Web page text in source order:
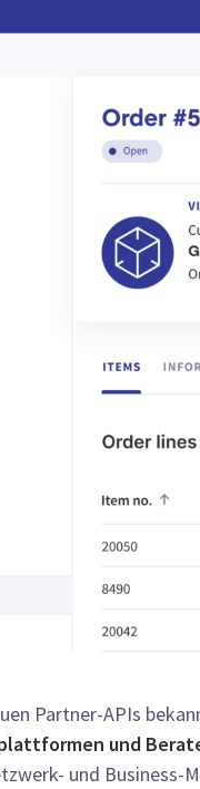
Partner-APIs
und
und Business-